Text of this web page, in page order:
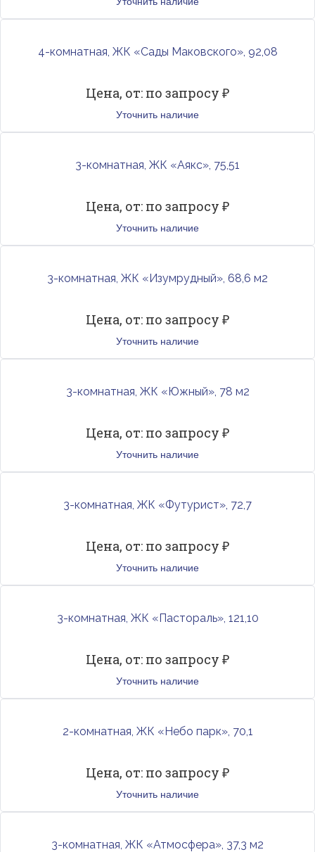
4-комнатная, ЖК «Сады Маковского», 92,08
Цена, от: по запросу ₽
Уточнить наличие
3-комнатная, ЖК «Аякс», 75,51
Цена, от: по запросу ₽
Уточнить наличие
3-комнатная, ЖК «Изумрудный», 68,6 м2
Цена, от: по запросу ₽
Уточнить наличие
3-комнатная, ЖК «Южный», 78 м2
Цена, от: по запросу ₽
Уточнить наличие
3-комнатная, ЖК «Футурист», 72,7
Цена, от: по запросу ₽
Уточнить наличие
3-комнатная, ЖК «Пастораль», 121,10
Цена, от: по запросу ₽
Уточнить наличие
2-комнатная, ЖК «Небо парк», 70,1
Цена, от: по запросу ₽
Уточнить наличие
3-комнатная, ЖК «Атмосфера», 37,3 м2